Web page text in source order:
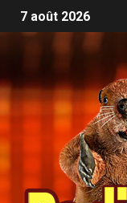
7 août 2026